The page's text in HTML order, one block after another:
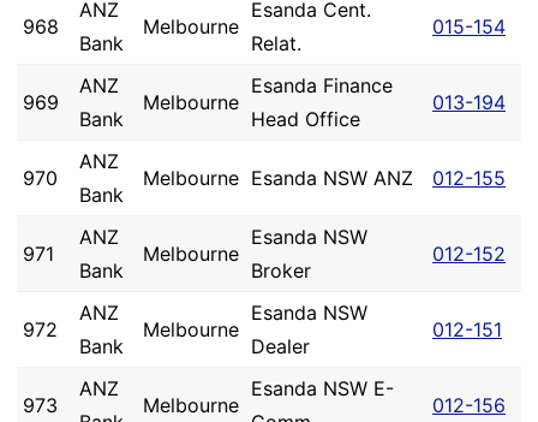
968
ANZ
Bank
Melbourne
Esanda Cent.
Relat.
015-154
969
ANZ
Bank
Melbourne
Esanda Finance
Head Office
013-194
970
ANZ
Bank
Melbourne Esanda NSW ANZ 012-155
971
ANZ
Bank
Melbourne
Esanda NSW
Broker
012-152
972
ANZ
Bank
Melbourne
Esanda NSW
Dealer
012-151
973
ANZ
Melbourne
Esanda NSW E-
012-156